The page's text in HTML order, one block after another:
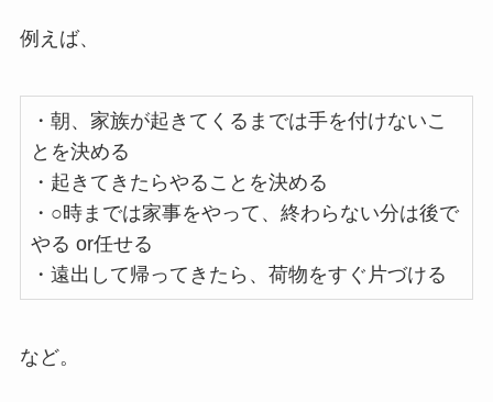
例えば、
・朝、家族が起きてくるまでは手を付けないこ
とを決める
・起きてきたらやることを決める
・○時までは家事をやって、終わらない分は後で
やる or任せる
・遠出して帰ってきたら、荷物をすぐ片づける
など。